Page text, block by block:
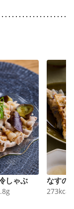
しゃぶ
g
なすの
273kcal